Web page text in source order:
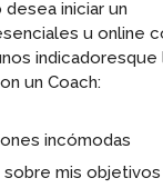
iniciar un
u online
indicadoresque
un Coach:
incómodas
sobre mis objetivos